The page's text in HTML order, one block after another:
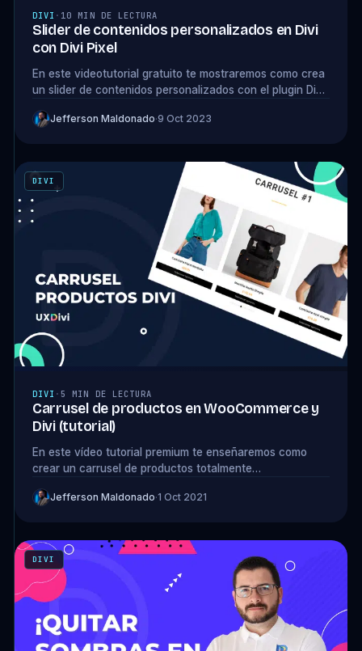
DIVI · 10 MIN DE LECTURA
Slider de contenidos personalizados en Divi
con Divi Pixel
En este videotutorial gratuito te mostraremos como crea
un slider de contenidos personalizados con el plugin Divi
Jefferson Maldonado·9 Oct 2023
DIVI
DIVI ·5 MIN DE LECTURA
Carrusel de productos en WooCommerce y
Divi (tutorial)
En este vídeo tutorial premium te enseñaremos como
crear un carrusel de productos totalmente
Jefferson Maldonado·1 Oct 2021
DIVI